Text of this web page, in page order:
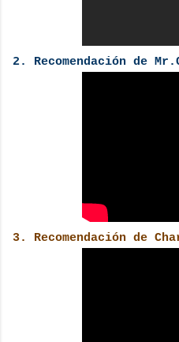
2. Recomendación de
3. Recomendación de